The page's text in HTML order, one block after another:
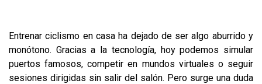
Entrenar ciclismo en casa ha dejado de ser algo aburrido y
monótono. Gracias a la tecnología, hoy podemos simular
puertos famosos, competir en mundos virtuales o seguir
sesiones dirigidas sin salir del salón. Pero surge una duda